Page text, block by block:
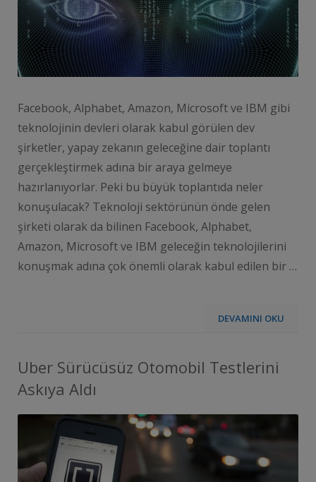
Facebook, Alphabet, Amazon, Microsoft ve IBM gibi
teknolojinin devleri olarak kabul görülen dev
şirketler, yapay zekanın geleceğine dair toplantı
gerçekleştirmek adına bir araya gelmeye
hazırlanıyorlar. Peki bu büyük toplantıda neler
konuşulacak? Teknoloji sektörünün önde gelen
şirketi olarak da bilinen Facebook, Alphabet,
Amazon, Microsoft ve IBM geleceğin teknolojilerini
konuşmak adına çok önemli olarak kabul edilen bir …
DEVAMINI OKU
Uber Sürücüsüz Otomobil Testlerini
Askıya Aldı